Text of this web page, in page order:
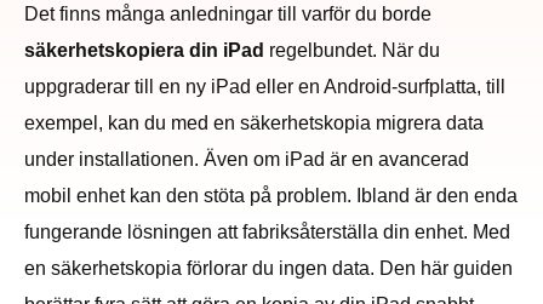
Det finns många anledningar till varför du borde
säkerhetskopiera din iPad regelbundet. När du
uppgraderar till en ny iPad eller en Android-surfplatta, till
exempel, kan du med en säkerhetskopia migrera data
under installationen. Även om iPad är en avancerad
mobil enhet kan den stöta på problem. Ibland är den enda
fungerande lösningen att fabriksåterställa din enhet. Med
en säkerhetskopia förlorar du ingen data. Den här guiden